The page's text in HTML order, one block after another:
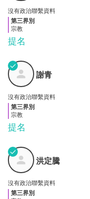
提名
沒有政治聯繫資料
第三界別
宗教
謝青
✓
提名
謝青
沒有政治聯繫資料
第三界別
宗教
洪定
騰
✓
洪定騰
沒有政治聯繫資料
第三界別